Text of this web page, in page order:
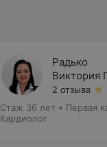
Радько
Виктория
2 отзыва
Стаж 36 лет • Первая
Кардиолог